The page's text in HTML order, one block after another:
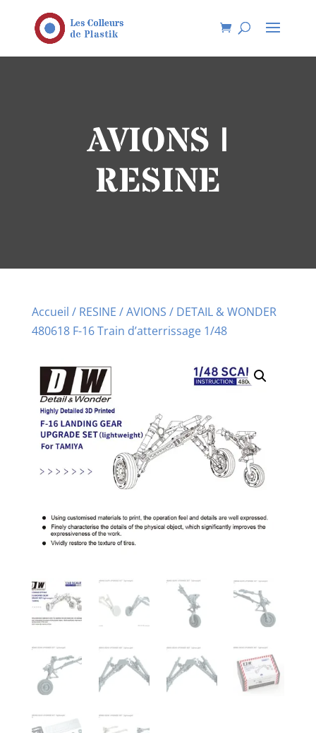
AVIONS |
RESINE
Accueil / RESINE /AVIONS / DETAIL & WONDER
480618 F-16 Train d’atterrissage 1/48